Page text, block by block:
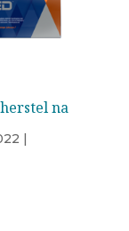
na
|